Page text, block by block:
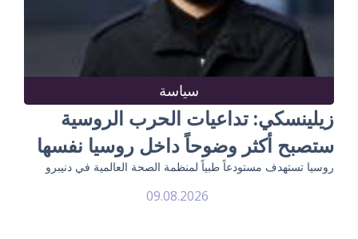
سياسة
زيلينسكي: تداعيات الحرب الروسية
ستصبح أكثر وضوحاً داخل روسيا نفسها
روسيا تستهدف مستودعاً طبياً لمنظمة الصحة العالمية في دنيبرو
09.08.2026